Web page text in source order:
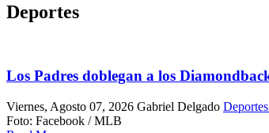
Deportes
Los Padres doblegan a los
Viernes, Agosto 07, 2026 Gabriel Delgado Deportes
Foto: Facebook / MLB